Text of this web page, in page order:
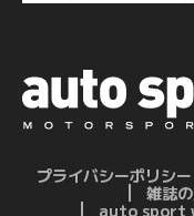
プライバシーポリシー
雑誌
auto sport